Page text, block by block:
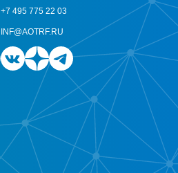
+7 495 775 22 03
INF@AOTRF.RU